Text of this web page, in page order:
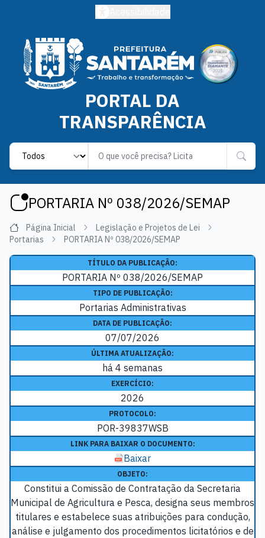
PORTAL DA
TRANSPARÊNCIA
Label
PORTARIA Nº 038/2026/SEMAP
Página Inicial
Legislação e Projetos de Lei
Portarias
PORTARIA Nº 038/2026/SEMAP
TÍTULO DA PUBLICAÇÃO:
PORTARIA Nº 038/2026/SEMAP
TIPO DE PUBLICAÇÃO:
Portarias Administrativas
DATA DE PUBLICAÇÃO:
07/07/2026
ÚLTIMA ATUALIZAÇÃO:
há 4 semanas
EXERCÍCIO:
2026
PROTOCOLO:
POR-39837WSB
LINK PARA BAIXAR O DOCUMENTO:
Baixar
OBJETO:
Constitui a Comissão de Contratação da Secretaria
Municipal de Agricultura e Pesca, designa seus membros
titulares e estabelece suas atribuições para condução,
análise e julgamento dos procedimentos licitatórios e de